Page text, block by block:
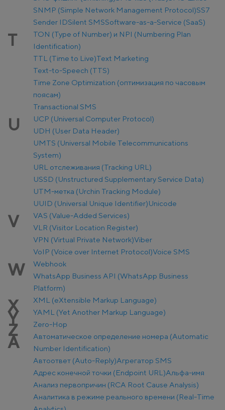
SNMP (Simple Network Management Protocol)SS7
Sender IDSilent SMSSoftware-as-a-Service (SaaS)
T
TON (Type of Number) и NPI (Numbering Plan
Identification)
TTL (Time to Live)Text Marketing
Text-to-Speech (TTS)
Time Zone Optimization (оптимизация по часовым
поясам)
Transactional SMS
U
UCP (Universal Computer Protocol)
UDH (User Data Header)
UMTS (Universal Mobile Telecommunications
System)
URL отслеживания (Tracking URL)
USSD (Unstructured Supplementary Service Data)
UTM-метка (Urchin Tracking Module)
UUID (Universal Unique Identifier)Unicode
V
VAS (Value-Added Services)
VLR (Visitor Location Register)
VPN (Virtual Private Network)Viber
VoIP (Voice over Internet Protocol)Voice SMS
W
Webhook
WhatsApp Business API (WhatsApp Business
Platform)
X XML (eXtensible Markup Language)
Y YAML (Yet Another Markup Language)
Z Zero-Hop
А
Автоматическое определение номера (Automatic
Number Identification)
Автоответ (Auto-Reply)Агрегатор SMS
Адрес конечной точки (Endpoint URL)Альфа-имя
Анализ первопричин (RCA Root Cause Analysis)
Аналитика в режиме реального времени (Real-Time